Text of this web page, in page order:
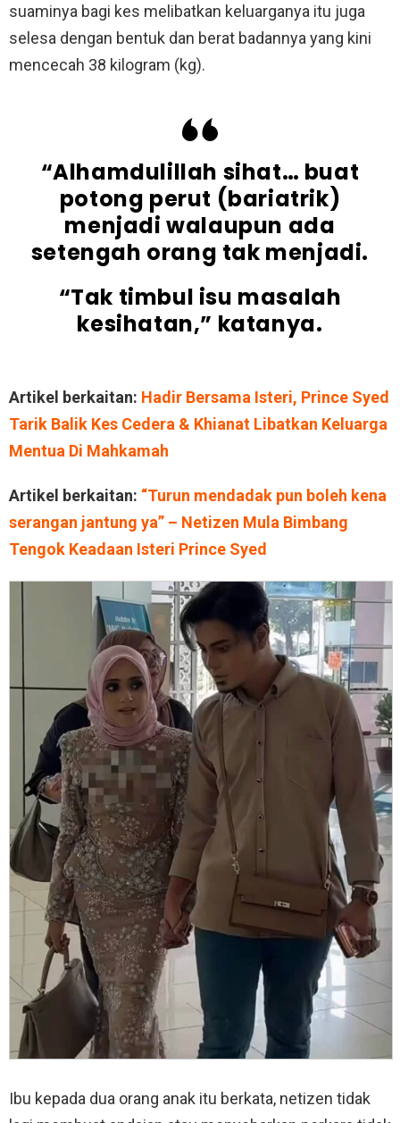
suaminya bagi kes melibatkan keluarganya itu juga
selesa dengan bentuk dan berat badannya yang kini
mencecah 38 kilogram (kg).
“Alhamdulillah sihat… buat
potong perut (bariatrik)
menjadi walaupun ada
setengah orang tak menjadi.
“Tak timbul isu masalah
kesihatan,” katanya.
Artikel berkaitan: Hadir Bersama Isteri, Prince Syed
Tarik Balik Kes Cedera & Khianat Libatkan Keluarga
Mentua Di Mahkamah
Artikel berkaitan: “Turun mendadak pun boleh kena
serangan jantung ya” – Netizen Mula Bimbang
Tengok Keadaan Isteri Prince Syed
Ibu kepada dua orang anak itu berkata, netizen tidak